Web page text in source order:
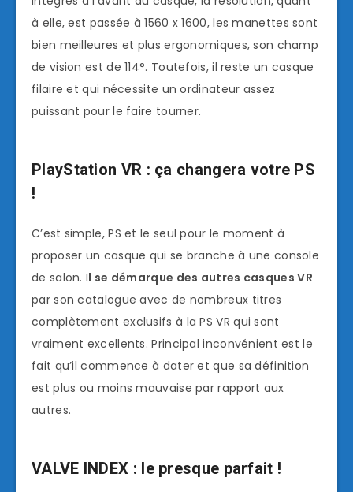
à elle, est passée à 1560 x 1600, les manettes sont
bien meilleures et plus ergonomiques, son champ
de vision est de 114°. Toutefois, il reste un casque
filaire et qui nécessite un ordinateur assez
puissant pour le faire tourner.
PlayStation VR : ça changera votre PS
!
C’est simple, PS et le seul pour le moment à
proposer un casque qui se branche à une console
de salon. Il se démarque des autres casques VR
par son catalogue avec de nombreux titres
complètement exclusifs à la PS VR qui sont
vraiment excellents. Principal inconvénient est le
fait qu’il commence à dater et que sa définition
est plus ou moins mauvaise par rapport aux
autres.
VALVE INDEX : le presque parfait !